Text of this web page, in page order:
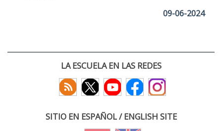
09-06-2024
LA ESCUELA EN LAS REDES
SITIO EN ESPAÑOL / ENGLISH SITE